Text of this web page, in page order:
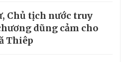
Chủ tịch nước truy
dũng cảm cho
Thiêp